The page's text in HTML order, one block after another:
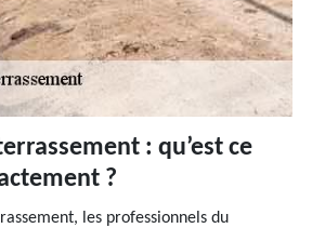
: qu’est ce
?
les professionnels du